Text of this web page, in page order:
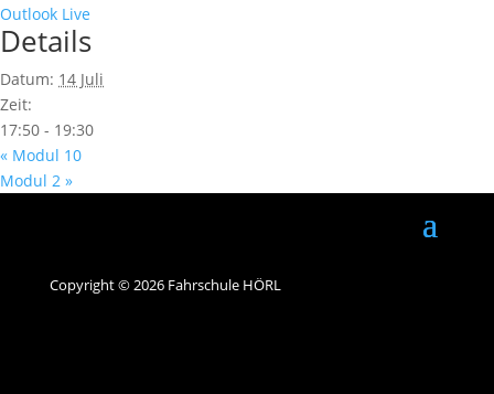
Outlook Live
Details
Datum: 14 Juli
Zeit:
17:50 - 19:30
« Modul 10
Modul 2 »
Copyright © 2026 Fahrschule HÖRL